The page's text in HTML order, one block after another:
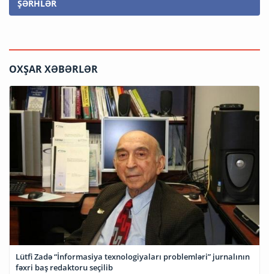
ŞƏRHLƏR
OXŞAR XƏBƏRLƏR
Lütfi Zadə “İnformasiya texnologiyaları problemləri” jurnalının
fəxri baş redaktoru seçilib